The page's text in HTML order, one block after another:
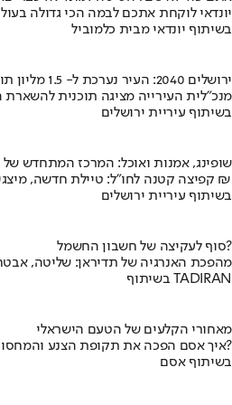
יונדאי לוקחת אתכם לבמה הכי גדולה
בשיתוף יונדאי מבית כלמוביל
ירושלים 2040: העיר נערכת ל- 1.5 מליון תושבים
מנכ"לית העירייה מציגה תוכנית להשארת
בשיתוף עיריית ירושלים
שופינג, אמנות ואוכל: המרכז המתחדש
קפיצה קטנה לחו"ל: טיילת חדשה, מיצגי אמנות, וכיכרות משופצות בהשקעה של 100 מיליון ₪
בשיתוף עיריית ירושלים
סוף לעקיצה של חשבון החשמל?
מהפכת האנרגיה של תדיראן: שליטה,
בשיתוף TADIRAN
מאחורי הקלעים של הטעם הישראלי
איך אסם הפכה את תקופת הצנע והמחסור הקשה של שנות ה-40 למותג לאומי?
בשיתוף אסם